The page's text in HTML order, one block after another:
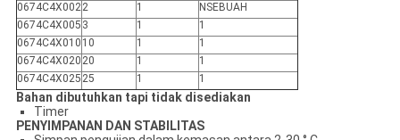
0674C4X0022 1 N SEBUAH
0674C4X005 3 1
1
0674C4X010 10 1
1
0674C4X020 20 1
1
0674C4X025 25 1 1
Bahan dibutuhkan tapi tidak disediakan
Timer
PENYIMPANAN DAN STABILITAS